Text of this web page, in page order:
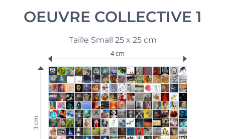
OEUVRE COLLECTIVE 1
Taille Small 25 x 25 cm
3 cm
4 cm